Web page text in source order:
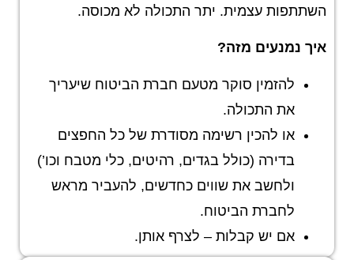
השתתפות עצמית. יתר התכולה לא מכוסה.
איך נמנעים מזה?
להזמין סוקר מטעם חברת הביטוח שיעריך
את התכולה.
או להכין רשימה מסודרת של כל החפצים
בדירה (כולל בגדים, רהיטים, כלי מטבח וכו’)
ולחשב את שווים כחדשים, להעביר מראש
לחברת הביטוח.
אם יש קבלות – לצרף אותן.